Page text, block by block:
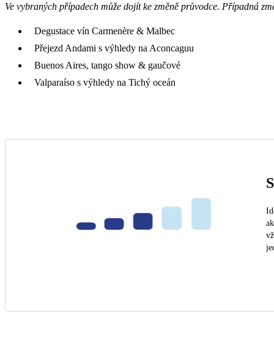
Ve vybraných případech může dojít ke změně průvodce. Případná
Degustace vín Carmenère & Malbec
Přejezd Andami s výhledy na Aconcaguu
Buenos Aires, tango show & gaučové
Valparaíso s výhledy na Tichý oceán